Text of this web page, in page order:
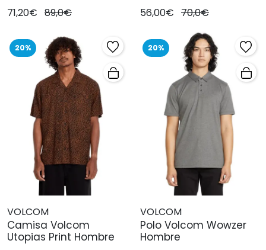
71,20€ 89,0€ 56,00€ 70,0€
20%
VOLCOM
Camisa Volcom
Utopias Print Hombre
20%
VOLCOM
Polo Volcom Wowzer
Hombre